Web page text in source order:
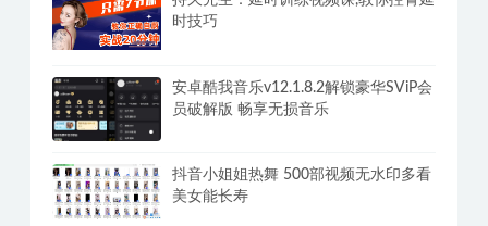
时技巧
安卓酷我音乐v12.1.8.2解锁豪华SViP会
员破解版 畅享无损音乐
抖音小姐姐热舞 500部视频无水印多看
美女能长寿